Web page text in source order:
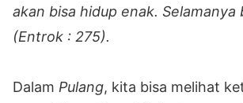
akan bisa hidup enak. Selamanya
(Entrok : 275).
Dalam Pulang, kita bisa melihat